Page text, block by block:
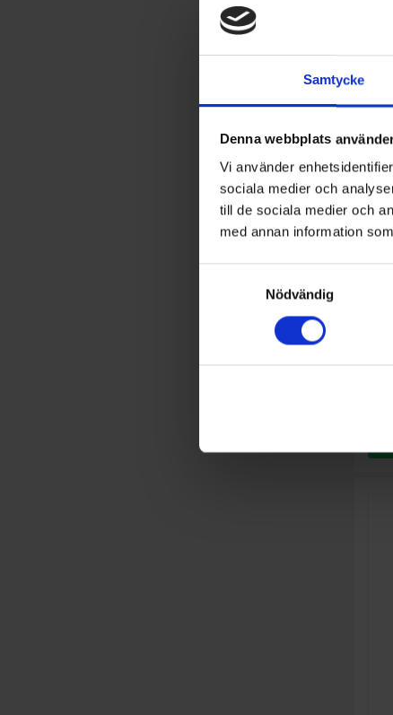
Samtycke
Denna webbplats
Vi använder
sociala medier och
till de sociala medier och
med annan information
Nödvändig